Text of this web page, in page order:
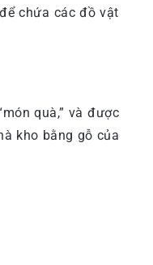
chứa các đồ vật
quà,” và được
kho bằng gỗ của